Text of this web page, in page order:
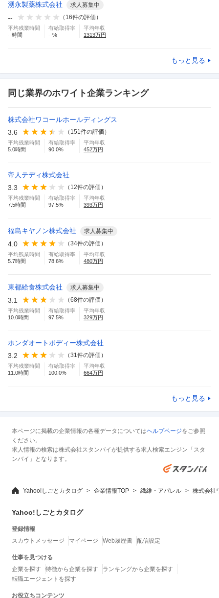
湧永製薬株式会社 求人募集中
-- （ 16件の評価）
平均残業時間
--時間
有給取得率
--%
平均年収
1313万円
もっと見る
同じ業界のホワイト企業ランキング
株式会社ワコールホールディングス
3.6
（ 151件の評価）
平均残業時間
5.0時間
有給取得率
90.0%
平均年収
452万円
帝人テディ株式会社
3.3
（ 12件の評価）
平均残業時間
7.5時間
有給取得率
97.5%
平均年収
393万円
福島キヤノン株式会社 求人募集中
4.0 （34件の評価）
平均残業時間
5.7時間
有給取得率
78.6%
平均年収
480万円
東都給食株式会社 求人募集中
3.1 （68件の評価）
平均残業時間
10.0時間
有給取得率
97.5%
平均年収
329万円
ホンダオートボディー株式会社
3.2
（31件の評価）
平均残業時間
11.0時間
有給取得率
100.0%
平均年収
664万円
もっと見る
本ページに掲載の企業情報の各種データについてはヘルプページをご参照
ください。
求人情報の検索は株式会社スタンバイが提供する求人検索エンジン「スタ
ンバイ」となります。
Yahoo!しごとカタログ 企業情報TOP 繊維・アパレル 株式会社
Yahoo!しごとカタログ
登録情報
スカウトメッセージ
マイページ Web履歴書 配信設定
仕事を見つける
企業を探す
特徴から企業を探す
ランキングから企業を探す
転職エージェントを探す
お役立ちコンテンツ